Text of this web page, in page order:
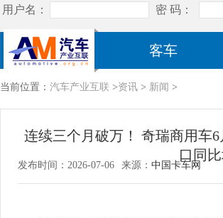
客车
当前位置： 汽车产业互联 >资讯 > 新闻 >
连续三个月破万！ 奇瑞商用车
口同
发布时间：2026-07-06 来源： 中国卡车网